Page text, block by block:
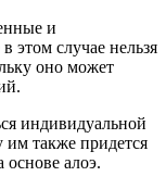
и
этом случае нельзя
оно может
индивидуальной
им также придется
основе алоэ.